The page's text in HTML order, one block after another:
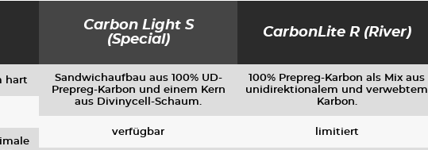
hart
Carbon Light S
(Special)
Sandwichaufbau aus 100% UD-
Prepreg-Karbon und einem Kern
aus Divinycell-Schaum.
verfügbar
CarbonLite R (River)
100% Prepreg-Karbon als Mix aus
unidirektionalem und verwebtem
Karbon.
limitiert